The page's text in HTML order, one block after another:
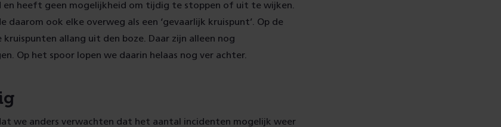
en heeft geen mogelijkheid om tijdig te stoppen of uit te wijken.
daarom ook elke overweg als een ‘gevaarlijk kruispunt’. Op de
kruispunten allang uit den boze. Daar zijn alleen nog
Op het spoor lopen we daarin helaas nog ver achter.
we anders verwachten dat het aantal incidenten mogelijk weer